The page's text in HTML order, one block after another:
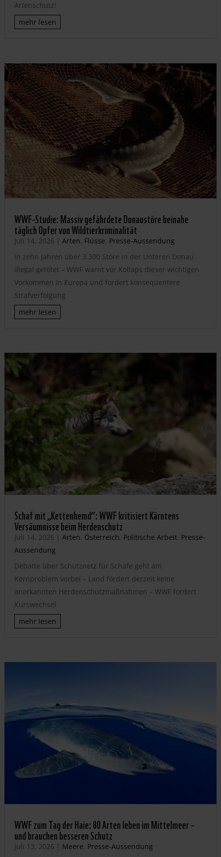
Artenschutz!
mehr lesen
WWF-Studie: Massiv gefährdete Donaustöre beinahe
täglich Opfer von Wildtierkriminalität
Juli 14, 2026 | Arten, Flüsse, Presse-Aussendung
In zehn Jahren über 3.300 Störe in der Unteren Donau
illegal getötet – WWF warnt vor Kollaps dieser wichtigen
Vorkommen in Europa und fordert konsequentere
Strafverfolgung
mehr lesen
Schaf mit „Kettenhemd“: WWF kritisiert Kärntens
Versäumnisse beim Herdenschutz
Juli 14, 2026 | Arten, Österreich, Politische Arbeit, Presse-
Aussendung
Debatte über Schutznetz für Schafe geht am
Kernproblem vorbei – Land fördert derzeit keine
anerkannten Herdenschutzmaßnahmen – WWF fordert
Kurswechsel
mehr lesen
WWF zum Tag der Haie: 80 Arten leben im Mittelmeer –
und brauchen besseren Schutz
Juli 13, 2026 | Meere, Presse-Aussendung